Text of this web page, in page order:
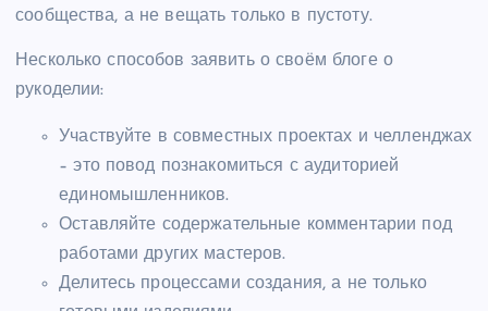
сообщества, а не вещать только в пустоту.
Несколько способов заявить о своём блоге о
рукоделии:
Участвуйте в совместных проектах и челленджах
– это повод познакомиться с аудиторией
единомышленников.
Оставляйте содержательные комментарии под
работами других мастеров.
Делитесь процессами создания, а не только